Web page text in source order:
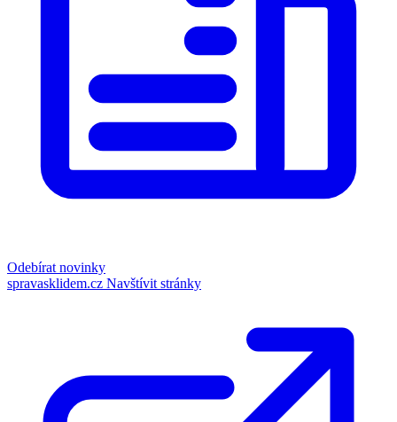
Odebírat novinky
spravasklidem.cz Navštívit stránky